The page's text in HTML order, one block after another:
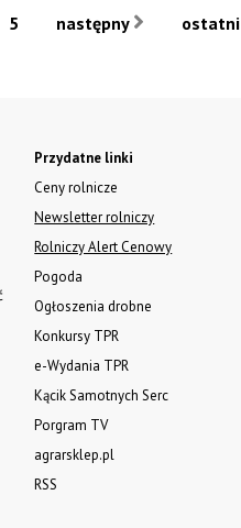
5 następny ostatni
Przydatne linki
Ceny rolnicze
Newsletter rolniczy
Rolniczy Alert Cenowy
Pogoda
Ogłoszenia drobne
Konkursy TPR
e-Wydania TPR
Kącik Samotnych Serc
Porgram TV
agrarsklep.pl
RSS